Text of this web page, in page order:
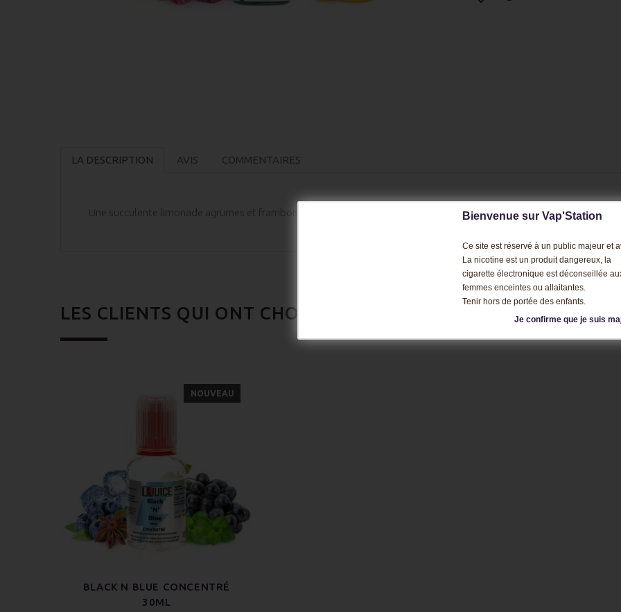
Bienvenue sur Vap'Station
Ce site est réservé à un public majeur et
La nicotine est un produit dangereux, la
cigarette électronique est déconseillée
femmes enceintes ou allaitantes.
Tenir hors de portée des enfants.
Je confirme que je suis
LA DESCRIPTION AVIS COMMENTAIRES
Une succulente limonade agrumes et framboises !
LES CLIENTS QUI ONT CHOISI CE PRODUIT ONT ÉGALEMENT
NOUVEAU
BLACK N BLUE CONCENTRÉ
30ML